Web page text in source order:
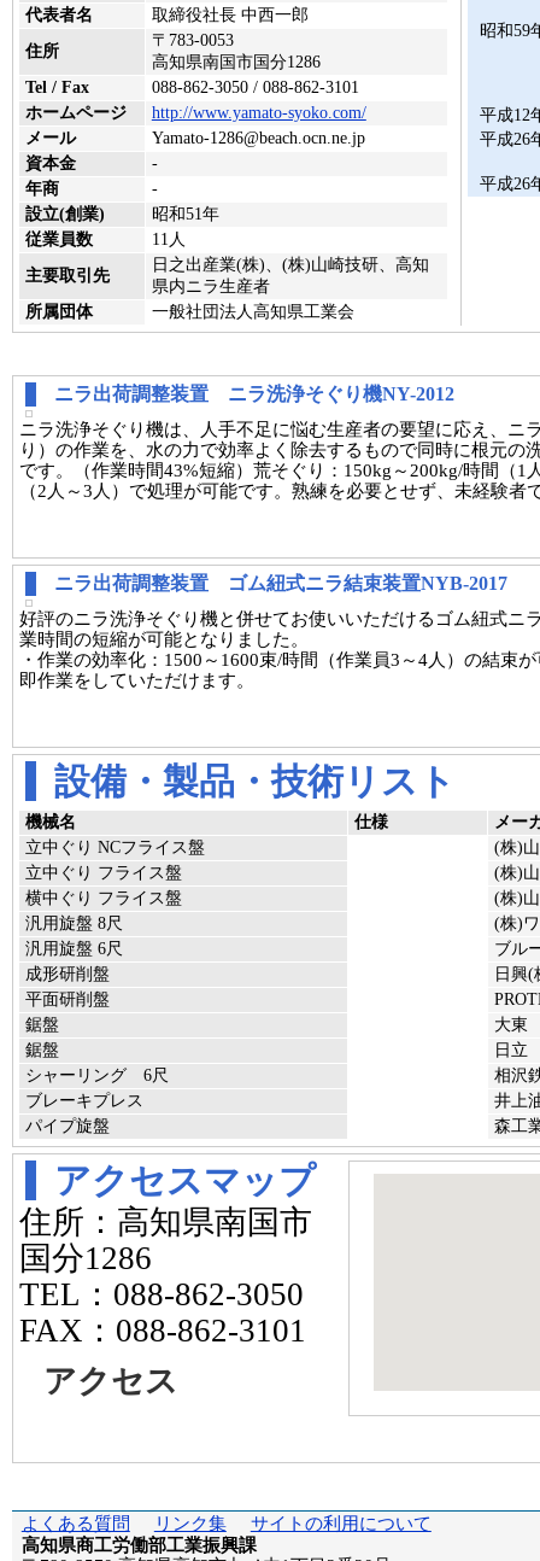
代表者名
取締役社長 中西一郎
住所
〒783-0053
高知県南国市国分1286
Tel / Fax
088-862-3050 / 088-862-3101
ホームページ
http://www.yamato-syoko.com/
メール
Yamato-1286@beach.ocn.ne.jp
資本金
-
年商
-
設立(創業)
昭和51年
従業員数
11人
主要取引先
日之出産業(株)、(株)山崎技研、高知
県内ニラ生産者
所属団体
一般社団法人高知県工業会
昭和59
平成12
平成26
平成26
ニラ出荷調整装置 ニラ洗浄そぐり機NY-2012
ニラ洗浄そぐり機は、人手不足に悩む生産者の要望に応え、ニ
り）の作業を、水の力で効率よく除去するもので同時に根元の
です。（作業時間43%短縮）荒そぐり：150kg～200kg/時間（1
（2人～3人）で処理が可能です。熟練を必要とせず、未経験者
ニラ出荷調整装置 ゴム紐式ニラ結束装置NYB-2017
好評のニラ洗浄そぐり機と併せてお使いいただけるゴム紐式ニ
業時間の短縮が可能となりました。
・作業の効率化：1500～1600束/時間（作業員3～4人）の結束
即作業をしていただけます。
設備・製品・技術リスト
機械名 仕様
メー
立中ぐり NCフライス盤
(株)
立中ぐり フライス盤
(株)
横中ぐり フライス盤
(株)
汎用旋盤 8尺
(株)
汎用旋盤 6尺
ブル
成形研削盤
日興(
平面研削盤
鋸盤
大東
鋸盤
日立
シャーリング 6尺
相沢
ブレーキプレス
井上
パイプ旋盤
森工
アクセスマップ
住所：高知県南国市
国分1286
TEL：088-862-3050
FAX：088-862-3101
アクセス
よくある質問 リンク集
サイトの利用について
高知県商工労働部工業振興課